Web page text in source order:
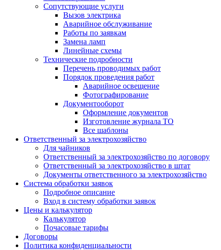
Сопутствующие услуги
Вызов электрика
Аварийное обслуживание
Работы по заявкам
Замена ламп
Линейные схемы
Технические подробности
Перечень проводимых работ
Порядок проведения работ
Аварийное освещение
Фотографирование
Документооборот
Оформление документов
Изготовление журнала ТО
Все шаблоны
Ответственный за электрохозяйство
Для чайников
Ответственный за электрохозяйство по договору
Ответственный за электрохозяйство в штат
Документы ответственного за электрохозяйство
Система обработки заявок
Подробное описание
Вход в систему обработки заявок
Цены и калькулятор
Калькулятор
Почасовые тарифы
Договоры
Политика конфиденциальности